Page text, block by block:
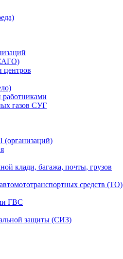
центров
газов СУГ
(организаций)
клади, багажа, почты, грузов
средств (ТО)
ГВС
защиты (СИЗ)